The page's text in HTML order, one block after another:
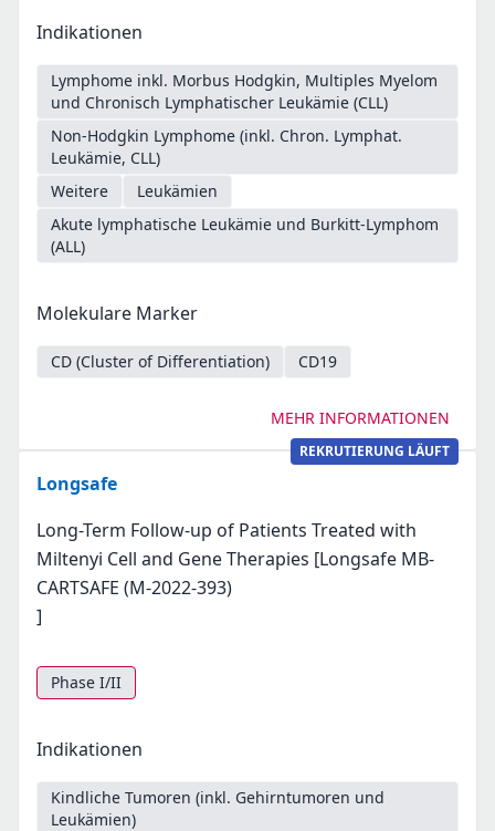
Indikationen
Lymphome inkl. Morbus Hodgkin, Multiples Myelom
und Chronisch Lymphatischer Leukämie (CLL)
Non-Hodgkin Lymphome (inkl. Chron. Lymphat.
Leukämie, CLL)
Weitere
Leukämien
Akute lymphatische Leukämie und Burkitt-Lymphom
(ALL)
Molekulare Marker
CD (Cluster of Differentiation) CD19
MEHR INFORMATIONEN
REKRUTIERUNG LÄUFT
Longsafe
Long-Term Follow-up of Patients Treated with
Miltenyi Cell and Gene Therapies [Longsafe MB-
CARTSAFE (M-2022-393)
]
Phase I/II
Indikationen
Kindliche Tumoren (inkl. Gehirntumoren und
Leukämien)